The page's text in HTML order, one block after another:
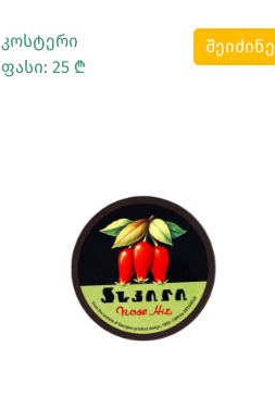
კოსტერი
ფასი: 25 ₾
შეიძინე
Სრულად Ნახვა